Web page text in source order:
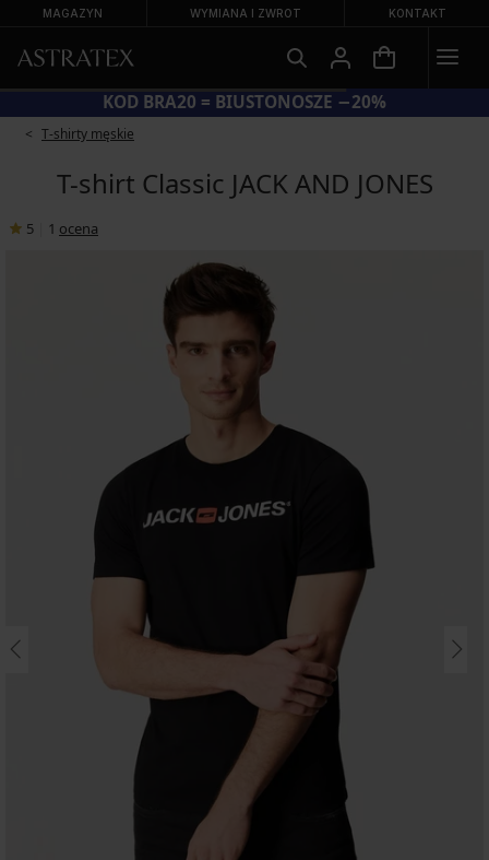
MAGAZYN WYMIANA I ZWROT KONTAKT
KOD BRA20 = BIUSTONOSZE −20%
T-shirty męskie
T-shirt Classic JACK AND JONES
5 1 ocena